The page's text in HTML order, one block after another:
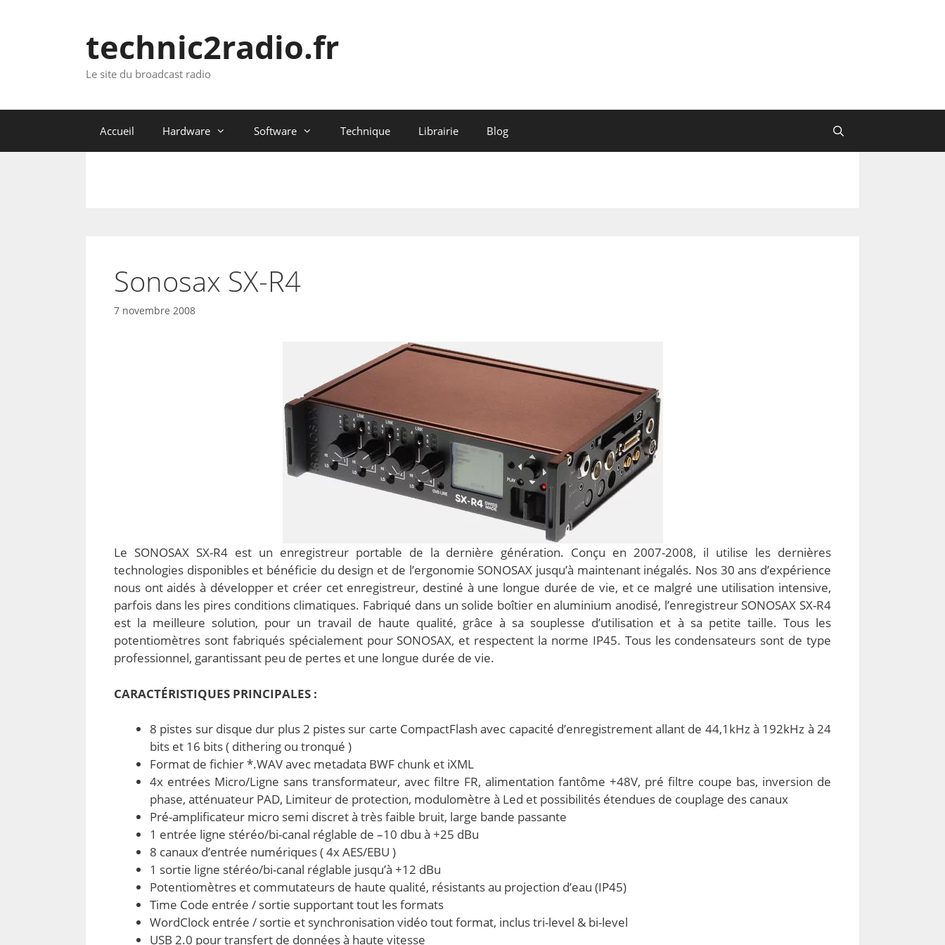
technic2radio.fr
Le site du broadcast radio
Accueil Hardware Software Technique Librairie Blog
Sonosax SX-R4
7 novembre 2008
Le SONOSAX SX-R4 est un enregistreur portable de la dernière génération. Conçu en 2007-2008, il utilise les dernières
technologies disponibles et bénéficie du design et de l’ergonomie SONOSAX jusqu’à maintenant inégalés. Nos 30 ans d’expérience
nous ont aidés à développer et créer cet enregistreur, destiné à une longue durée de vie, et ce malgré une utilisation intensive,
parfois dans les pires conditions climatiques. Fabriqué dans un solide boîtier en aluminium anodisé, l’enregistreur SONOSAX SX-R4
est la meilleure solution, pour un travail de haute qualité, grâce à sa souplesse d’utilisation et à sa petite taille. Tous les
potentiomètres sont fabriqués spécialement pour SONOSAX, et respectent la norme IP45. Tous les condensateurs sont de type
professionnel, garantissant peu de pertes et une longue durée de vie.
CARACTÉRISTIQUES PRINCIPALES :
8 pistes sur disque dur plus 2 pistes sur carte CompactFlash avec capacité d’enregistrement allant de 44,1kHz à 192kHz à 24
bits et 16 bits ( dithering ou tronqué )
Format de fichier *.WAV avec metadata BWF chunk et iXML
4x entrées Micro/Ligne sans transformateur, avec filtre FR, alimentation fantôme +48V, pré filtre coupe bas, inversion de
phase, atténuateur PAD, Limiteur de protection, modulomètre à Led et possibilités étendues de couplage des canaux
Pré-amplificateur micro semi discret à très faible bruit, large bande passante
1 entrée ligne stéréo/bi-canal réglable de –10 dbu à +25 dBu
8 canaux d’entrée numériques ( 4x AES/EBU )
1 sortie ligne stéréo/bi-canal réglable jusqu’à +12 dBu
Potentiomètres et commutateurs de haute qualité, résistants au projection d’eau (IP45)
Time Code entrée / sortie supportant tout les formats
WordClock entrée / sortie et synchronisation vidéo tout format, inclus tri-level & bi-level
USB 2.0 pour transfert de données à haute vitesse